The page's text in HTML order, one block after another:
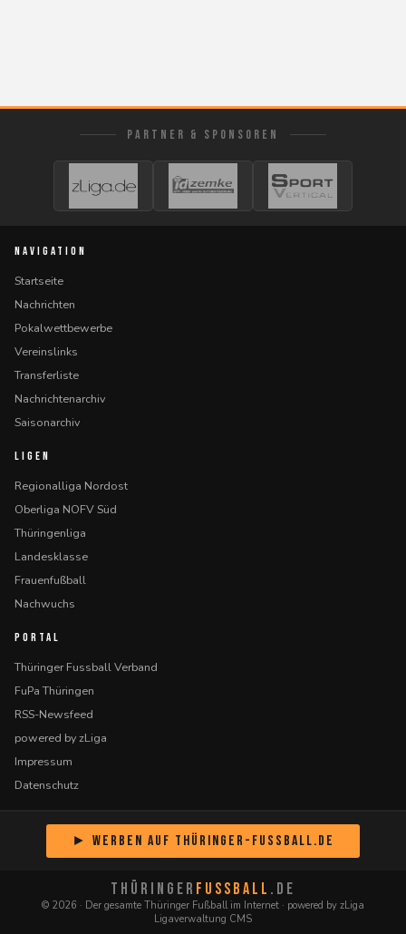
PARTNER & SPONSOREN
NAVIGATION
Startseite
Nachrichten
Pokalwettbewerbe
Vereinslinks
Transferliste
Nachrichtenarchiv
Saisonarchiv
LIGEN
Regionalliga Nordost
Oberliga NOFV Süd
Thüringenliga
Landesklasse
Frauenfußball
Nachwuchs
PORTAL
Thüringer Fussball Verband
FuPa Thüringen
RSS-Newsfeed
powered by zLiga
Impressum
Datenschutz
► Werben auf Thüringer-Fussball.de
THÜRINGER FUSSBALL .DE
© 2026 · Der gesamte Thüringer Fußball im Internet · powered by zLiga
Ligaverwaltung CMS